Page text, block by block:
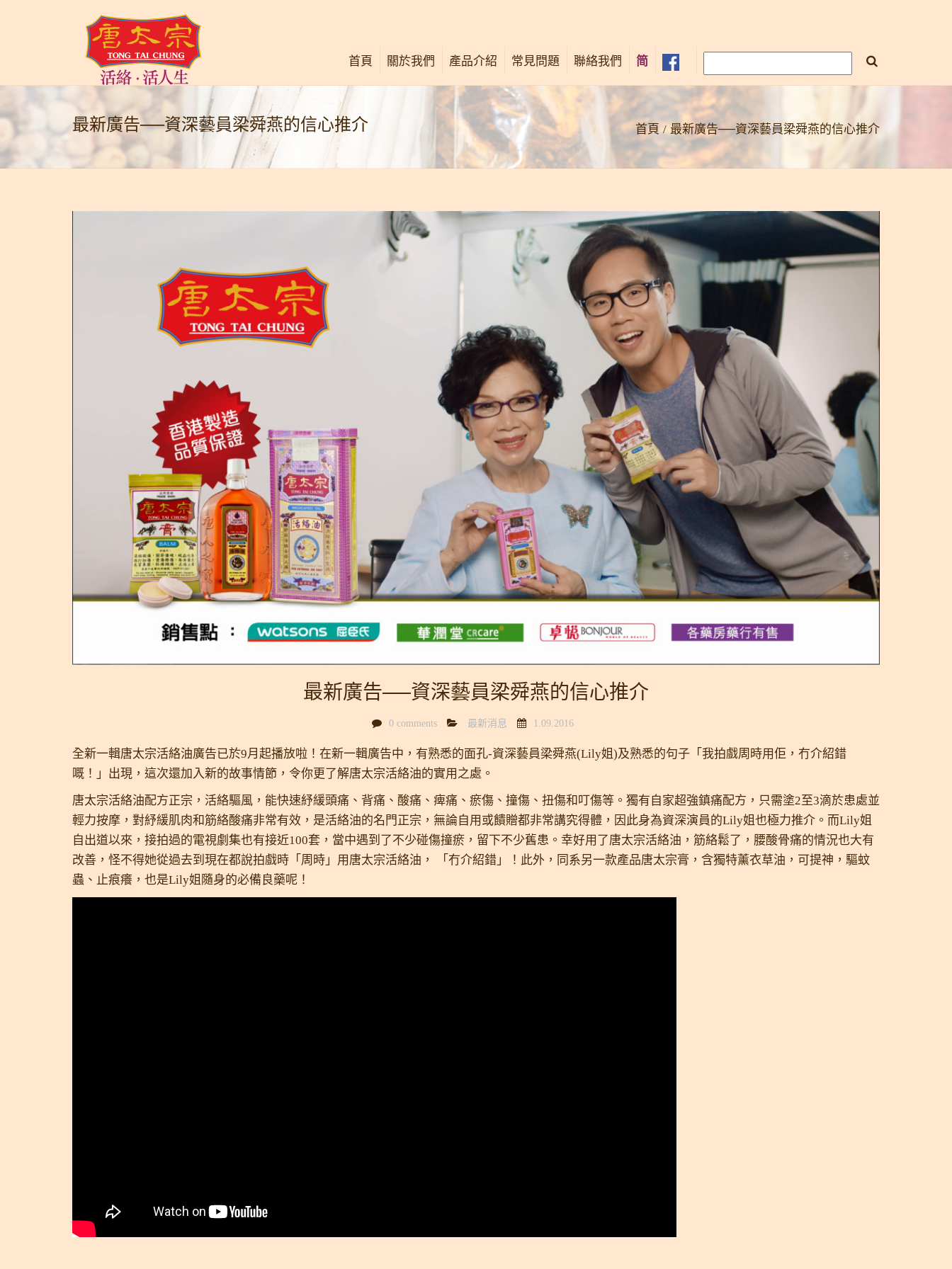
首頁 關於我們
關懷社群
產品介紹
唐太宗活絡油
唐太宗膏
舒痛按壓法
廣告重溫
常見問題 聯絡我們 简
最新廣告──資深藝員梁舜燕的信心推介 首頁 最新廣告──資深藝員梁舜燕的信心推介
最新廣告──資深藝員梁舜燕的信心推介
0 comments 最新消息 1.09.2016
全新一輯唐太宗活絡油廣告已於9月起播放啦！在新一輯廣告中，有熟悉的面孔-資深藝員梁舜燕(Lily姐)及熟悉的句子「我拍戲周時用佢，冇介紹錯
嘅！」出現，這次還加入新的故事情節，令你更了解唐太宗活絡油的實用之處。
唐太宗活絡油配方正宗，活絡驅風，能快速紓緩頭痛、背痛、酸痛、痺痛、瘀傷、撞傷、扭傷和叮傷等。獨有自家超強鎮痛配方，只需塗2至3滴於患處並
輕力按摩，對紓緩肌肉和筋絡酸痛非常有效，是活絡油的名門正宗，無論自用或饋贈都非常講究得體，因此身為資深演員的Lily姐也極力推介。而Lily姐
自出道以來，接拍過的電視劇集也有接近100套，當中遇到了不少碰傷撞瘀，留下不少舊患。幸好用了唐太宗活絡油，筋絡鬆了，腰酸骨痛的情況也大有
改善，怪不得她從過去到現在都說拍戲時「周時」用唐太宗活絡油， 「冇介紹錯」！此外，同系另一款產品唐太宗膏，含獨特薰衣草油，可提神，驅蚊
蟲、止痕癢，也是Lily姐隨身的必備良藥呢！